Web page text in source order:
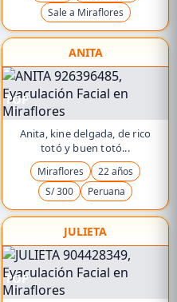
Sale a Miraflores
ANITA
TOP
Anita, kine delgada, de rico
totó y buen totó...
Miraflores
22 años
S/ 300
Peruana
JULIETA
TOP